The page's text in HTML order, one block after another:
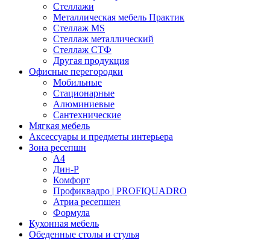
Стеллажи
Металлическая мебель Практик
Стеллаж MS
Стеллаж металлический
Стеллаж СТФ
Другая продукция
Офисные перегородки
Мобильные
Стационарные
Алюминиевые
Сантехнические
Мягкая мебель
Аксессуары и предметы интерьера
Зона ресепшн
А4
Дин-Р
Комфорт
Профиквадро | PROFIQUADRO
Атриа ресепшен
Формула
Кухонная мебель
Обеденные столы и стулья